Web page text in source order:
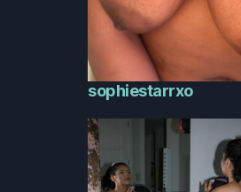
sophiestarrxo